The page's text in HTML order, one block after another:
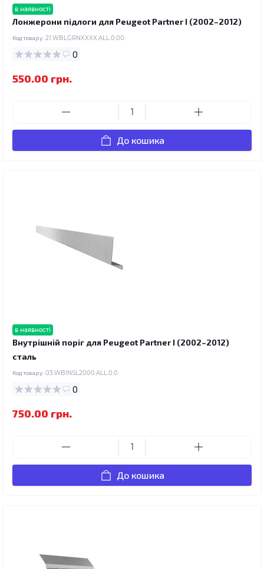
в наявності
Лонжерони підлоги для Peugeot Partner I (2002–2012)
Код товару: 21.WBLGRNXXXX.ALL.0.00
0
550.00 грн.
До кошика
в наявності
Внутрішній поріг для Peugeot Partner I (2002–2012)
сталь
Код товару: 03.WBINSL2000.ALL.0.0
0
750.00 грн.
До кошика